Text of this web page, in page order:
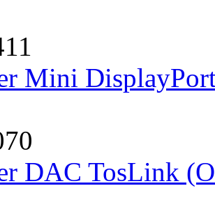
Mini
DAC TosLink